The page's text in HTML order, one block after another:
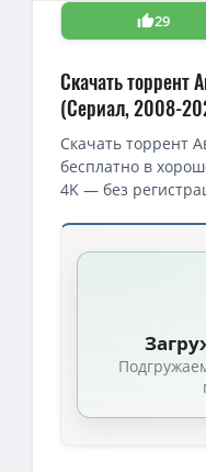
29
Скачать торрент
(Сериал, 2008-
Скачать торрент
бесплатно в
4K — без
Скачать торрент —
Аватар: Легенда
1080p — Аватар:
Аватар: Легенда об
1080p — Аватар:
4K — Аватар: